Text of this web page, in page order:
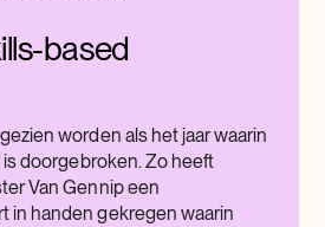
based
worden als het jaar waarin
is doorgebroken. Zo heeft
Van Gennip een
in handen gekregen waarin